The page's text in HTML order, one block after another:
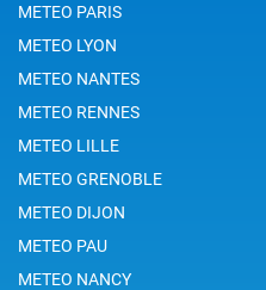
METEO PARIS
METEO LYON
METEO NANTES
METEO RENNES
METEO LILLE
METEO GRENOBLE
METEO DIJON
METEO PAU
METEO NANCY